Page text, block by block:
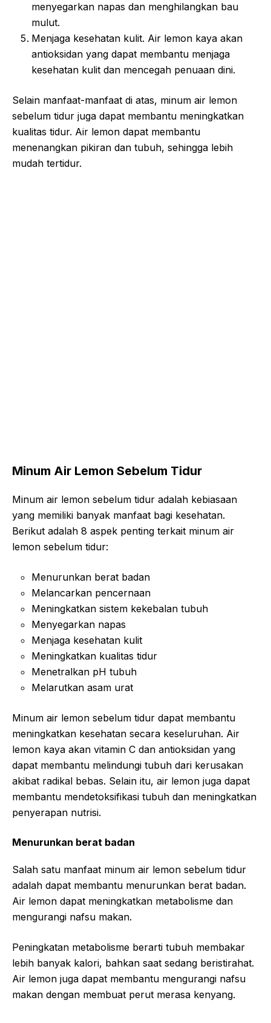
menyegarkan napas dan menghilangkan bau
mulut.
Menjaga kesehatan kulit. Air lemon kaya akan
antioksidan yang dapat membantu menjaga
kesehatan kulit dan mencegah penuaan dini.
Selain manfaat-manfaat di atas, minum air lemon
sebelum tidur juga dapat membantu meningkatkan
kualitas tidur. Air lemon dapat membantu
menenangkan pikiran dan tubuh, sehingga lebih
mudah tertidur.
Minum Air Lemon Sebelum Tidur
Minum air lemon sebelum tidur adalah kebiasaan
yang memiliki banyak manfaat bagi kesehatan.
Berikut adalah 8 aspek penting terkait minum air
lemon sebelum tidur:
Menurunkan berat badan
Melancarkan pencernaan
Meningkatkan sistem kekebalan tubuh
Menyegarkan napas
Menjaga kesehatan kulit
Meningkatkan kualitas tidur
Menetralkan pH tubuh
Melarutkan asam urat
Minum air lemon sebelum tidur dapat membantu
meningkatkan kesehatan secara keseluruhan. Air
lemon kaya akan vitamin C dan antioksidan yang
dapat membantu melindungi tubuh dari kerusakan
akibat radikal bebas. Selain itu, air lemon juga dapat
membantu mendetoksifikasi tubuh dan meningkatkan
penyerapan nutrisi.
Menurunkan berat badan
Salah satu manfaat minum air lemon sebelum tidur
adalah dapat membantu menurunkan berat badan.
Air lemon dapat meningkatkan metabolisme dan
mengurangi nafsu makan.
Peningkatan metabolisme berarti tubuh membakar
lebih banyak kalori, bahkan saat sedang beristirahat.
Air lemon juga dapat membantu mengurangi nafsu
makan dengan membuat perut merasa kenyang.